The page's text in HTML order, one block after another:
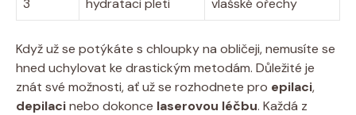
Když už se potýkáte s chloupky na obličeji, nemusíte se
hned uchylovat ke drastickým metodám. Důležité je
znát své možnosti, ať už se rozhodnete pro epilaci,
depilacinebo dokonce laserovou léčbu. Každá z